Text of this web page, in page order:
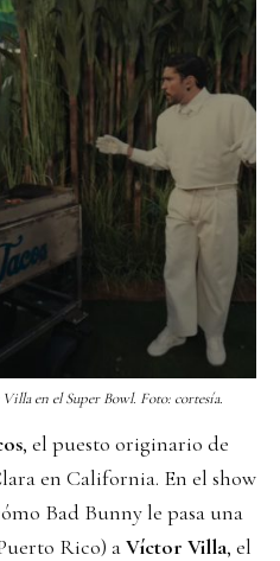
en el Super Bowl. Foto: cortesía.
, el puesto originario de
en California. En el show
Bad Bunny le pasa una
Rico) aVíctor Villa, el